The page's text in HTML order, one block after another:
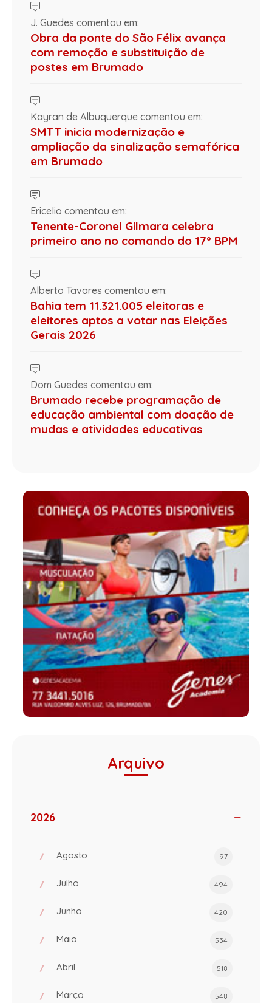
J. Guedes comentou em:
Obra da ponte do São Félix avança
com remoção e substituição de
postes em Brumado
Kayran de Albuquerque comentou em:
SMTT inicia modernização e
ampliação da sinalização semafórica
em Brumado
Ericelio comentou em:
Tenente-Coronel Gilmara celebra
primeiro ano no comando do 17º BPM
Alberto Tavares comentou em:
Bahia tem 11.321.005 eleitoras e
eleitores aptos a votar nas Eleições
Gerais 2026
Dom Guedes comentou em:
Brumado recebe programação de
educação ambiental com doação de
mudas e atividades educativas
Arquivo
2026
Agosto 97
Julho 494
Junho 420
Maio 534
Abril 518
Março 548